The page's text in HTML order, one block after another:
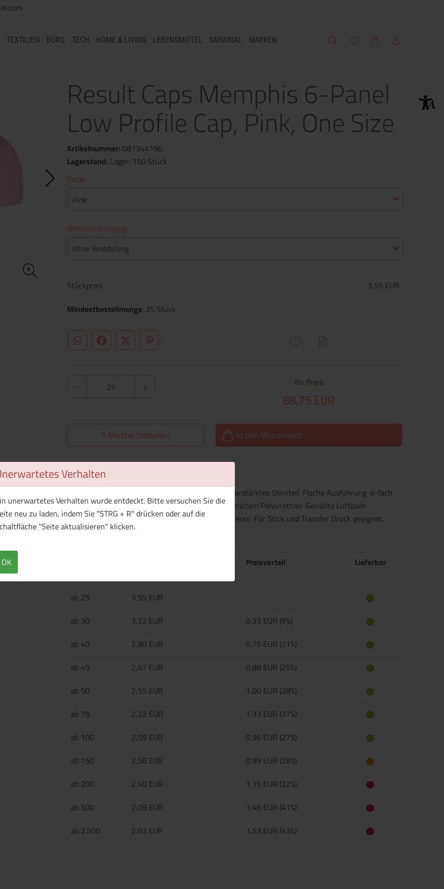
Verhalten
unerwartetes Verhalten wurde entdeckt. Bitte versuchen Sie die
neu zu laden, indem Sie "STRG + R" drücken oder auf die
"Seite aktualisieren" klicken.
OK
TEXTILIEN BÜRO TECH HOME & LIVING LEBENSMITTEL SAISONAL MARKEN Suche Meine Wunschliste
WarenkorbMein Account
Result Caps Memphis 6-Panel
Low Profile Cap, Pink, One Size
Artikelnummer: 081344190
Lagerstand: Lager: 150 Stück
Farbe
Pink
Werbeanbringung
ohne Veredelung
Stückpreis
3,55 EUR
Mindestbestellmenge: 25 Stück
WhatsApp (#[creator\plugin\share\core\structs\SocialSharingServiceSettings]:only_chrome#)
FacebookTwitter (#[creator\plugin\share\core\structs\SocialSharingServiceSettings]:formaly_twitter#)
Pinterest
Ihr Preis
88,75 EUR
1 Muster bestellen In den Warenkorb
Überblick
·280 g/m² ·100% Baumwolle (gebürstet) ·6-teilig ·Verstärktes Stirnteil ·Flache Ausführung ·6-fach
gesteppter, vorgebogener Schirm ·Schirm aus recyceltem Polyurethan ·Genähte Luftösen
·Verstellbarer Klettverschluss ·Leicht umzuetikettieren ·Für Stick und Transfer Druck geeignet.
Preisvorteil Lieferbar
ab 25
3,55 EUR
ab 30
3,22 EUR
0,33 EUR (9%)
ab 40
2,80 EUR
0,75 EUR (21%)
ab 45
2,67 EUR
0,88 EUR (25%)
ab 50
2,55 EUR
1,00 EUR (28%)
ab 75
2,22 EUR
1,33 EUR (37%)
ab 100
2,59 EUR
0,96 EUR (27%)
ab 150
2,56 EUR
0,99 EUR (28%)
ab 200
2,40 EUR
1,15 EUR (32%)
ab 500
2,09 EUR
1,46 EUR (41%)
ab 2.500
2,02 EUR 1,53 EUR (43%)